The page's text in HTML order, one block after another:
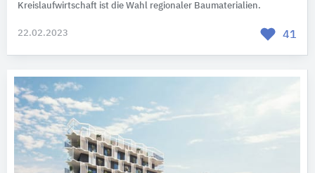
Kreislaufwirtschaft ist die Wahl regionaler Baumaterialien.
22.02.2023 41